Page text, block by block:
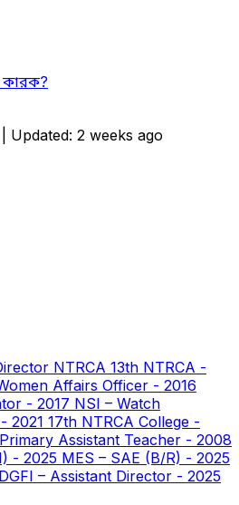
Updated: 2 weeks ago
NTRCA 13th NTRCA -
Affairs Officer - 2016
- 2017 NSI – Watch
2021 17th NTRCA College -
Primary Assistant Teacher - 2008
- 2025 MES – SAE (B/R) - 2025
DGFI – Assistant Director - 2025